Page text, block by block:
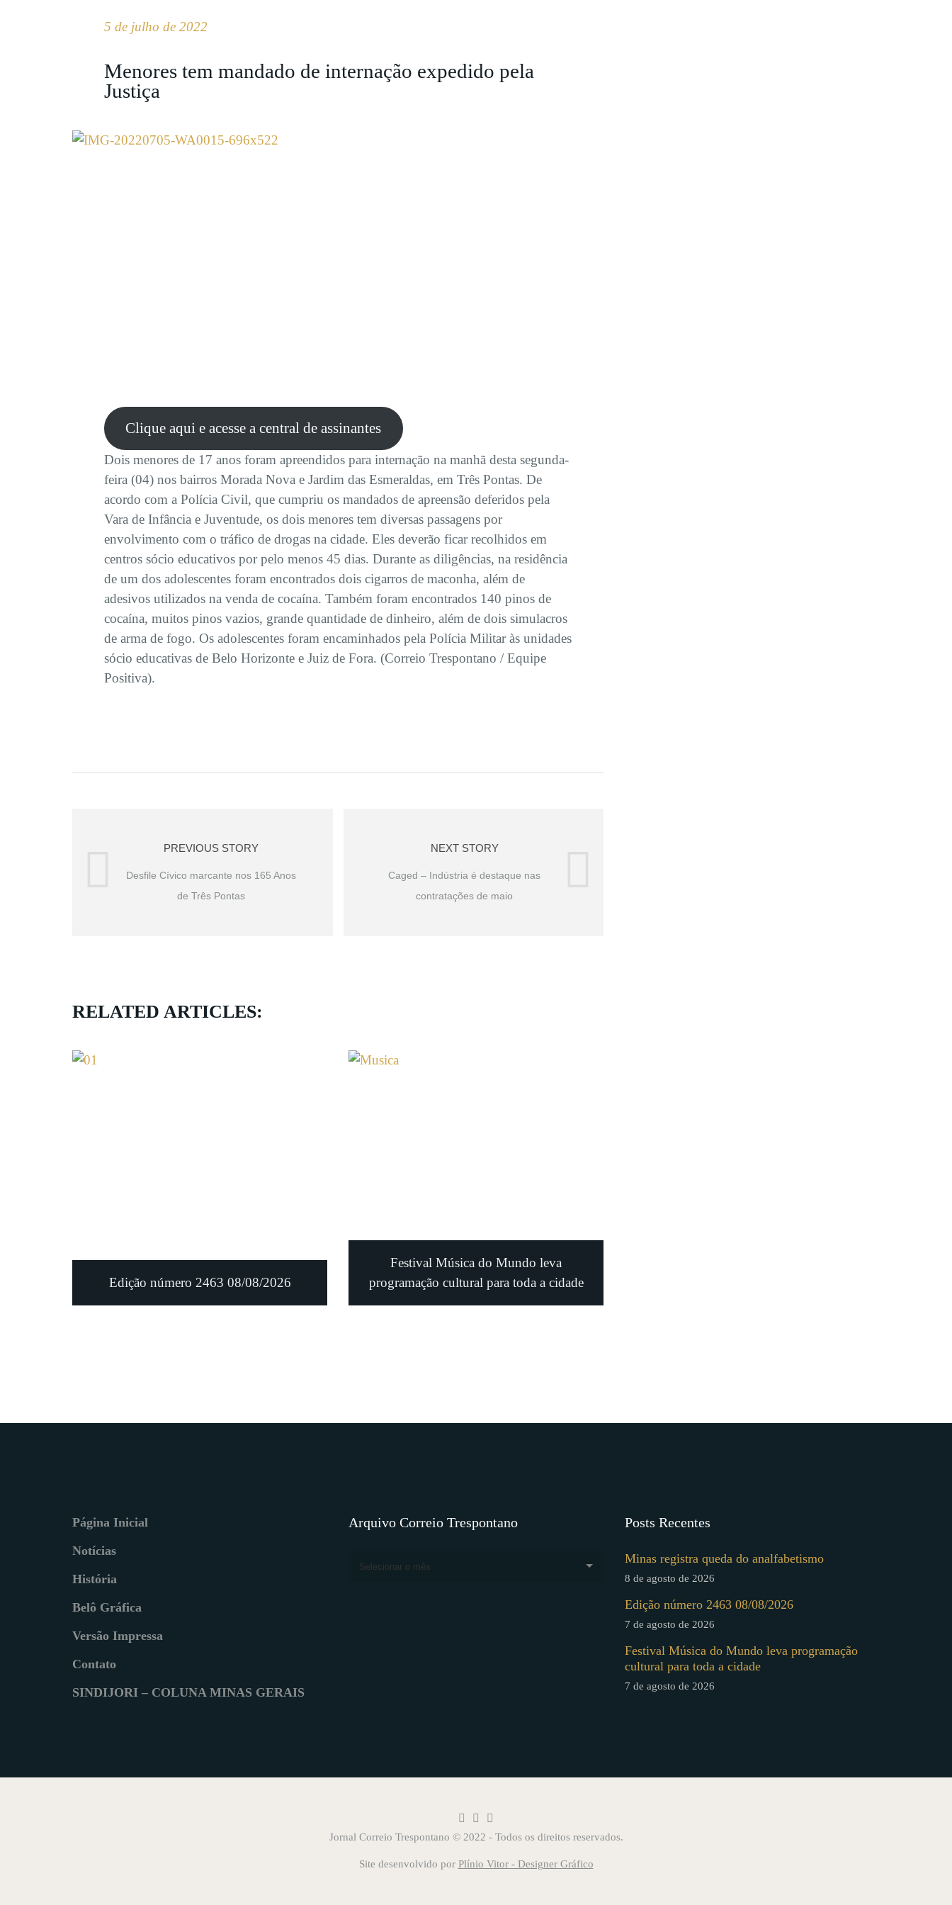
5 de julho de 2022
Menores tem mandado de internação expedido pela
Justiça
Clique aqui e acesse a central de assinantes
Dois menores de 17 anos foram apreendidos para internação na manhã desta segunda-
feira (04) nos bairros Morada Nova e Jardim das Esmeraldas, em Três Pontas. De
acordo com a Polícia Civil, que cumpriu os mandados de apreensão deferidos pela
Vara de Infância e Juventude, os dois menores tem diversas passagens por
envolvimento com o tráfico de drogas na cidade. Eles deverão ficar recolhidos em
centros sócio educativos por pelo menos 45 dias. Durante as diligências, na residência
de um dos adolescentes foram encontrados dois cigarros de maconha, além de
adesivos utilizados na venda de cocaína. Também foram encontrados 140 pinos de
cocaína, muitos pinos vazios, grande quantidade de dinheiro, além de dois simulacros
de arma de fogo. Os adolescentes foram encaminhados pela Polícia Militar às unidades
sócio educativas de Belo Horizonte e Juiz de Fora. (Correio Trespontano / Equipe
Positiva).
PREVIOUS STORY
Desfile Cívico marcante nos 165 Anos
de Três Pontas
NEXT STORY
Caged – Indústria é destaque nas
contratações de maio
RELATED ARTICLES:
Edição número 2463 08/08/2026
Festival Música do Mundo leva
programação cultural para toda a cidade
Página Inicial
Notícias
História
Belô Gráfica
Versão Impressa
Contato
SINDIJORI – COLUNA MINAS GERAIS
Arquivo Correio Trespontano
Selecionar o mês
Posts Recentes
Minas registra queda do analfabetismo
8 de agosto de 2026
Edição número 2463 08/08/2026
7 de agosto de 2026
Festival Música do Mundo leva programação
cultural para toda a cidade
7 de agosto de 2026
Jornal Correio Trespontano © 2022 - Todos os direitos reservados.
Site desenvolvido por Plínio Vitor - Designer Gráfico